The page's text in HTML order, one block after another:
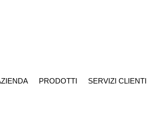
PRODOTTI SERVIZI CLIENTI